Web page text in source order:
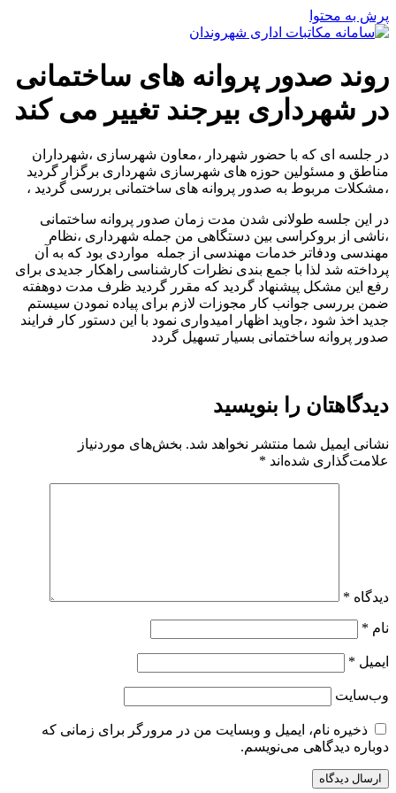
پرش به محتوا
روند صدور پروانه های ساختمانی
در شهرداری بیرجند تغییر می کند
در جلسه ای که با حضور شهردار ،معاون شهرسازی ،شهرداران
مناطق و مسئولین حوزه های شهرسازی شهرداری برگزار گردید
،مشکلات مربوط به صدور پروانه های ساختمانی بررسی گردید ،
در این جلسه طولانی شدن مدت زمان صدور پروانه ساختمانی
،ناشی از بروکراسی بین دستگاهی من جمله شهرداری ،نظام
مهندسی ودفاتر خدمات مهندسی از جمله مواردی بود که به آن
پرداخته شد لذا با جمع بندی نظرات کارشناسی راهکار جدیدی برای
رفع این مشکل پیشنهاد گردید که مقرر گردید ظرف مدت دوهفته
ضمن بررسی جوانب کار مجوزات لازم برای پیاده نمودن سیستم
جدید اخذ شود ،جاوید اظهار امیدواری نمود با این دستور کار فرایند
صدور پروانه ساختمانی بسیار تسهیل گردد
دیدگاهتان را بنویسید
نشانی ایمیل شما منتشر نخواهد شد. بخش‌های موردنیاز
علامت‌گذاری شده‌اند *
دیدگاه *
نام *
ایمیل *
وب‌سایت
ذخیره نام، ایمیل و وبسایت من در مرورگر برای زمانی که
دوباره دیدگاهی می‌نویسم.